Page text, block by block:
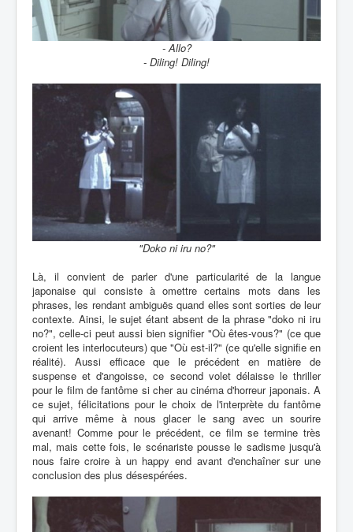
- Allo?
- Diling! Diling!
"Doko ni iru no?"
Là, il convient de parler d'une particularité de la langue
japonaise qui consiste à omettre certains mots dans les
phrases, les rendant ambiguës quand elles sont sorties de leur
contexte. Ainsi, le sujet étant absent de la phrase "doko ni iru
no?", celle-ci peut aussi bien signifier "Où êtes-vous?" (ce que
croient les interlocuteurs) que "Où est-il?" (ce qu'elle signifie en
réalité). Aussi efficace que le précédent en matière de
suspense et d'angoisse, ce second volet délaisse le thriller
pour le film de fantôme si cher au cinéma d'horreur japonais. A
ce sujet, félicitations pour le choix de l'interprète du fantôme
qui arrive même à nous glacer le sang avec un sourire
avenant! Comme pour le précédent, ce film se termine très
mal, mais cette fois, le scénariste pousse le sadisme jusqu'à
nous faire croire à un happy end avant d'enchaîner sur une
conclusion des plus désespérées.